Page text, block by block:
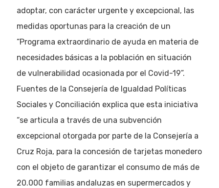
adoptar, con carácter urgente y excepcional, las
medidas oportunas para la creación de un
“Programa extraordinario de ayuda en materia de
necesidades básicas a la población en situación
de vulnerabilidad ocasionada por el Covid-19”.
Fuentes de la Consejería de Igualdad Políticas
Sociales y Conciliación explica que esta iniciativa
“se articula a través de una subvención
excepcional otorgada por parte de la Consejería a
Cruz Roja, para la concesión de tarjetas monedero
con el objeto de garantizar el consumo de más de
20.000 familias andaluzas en supermercados y